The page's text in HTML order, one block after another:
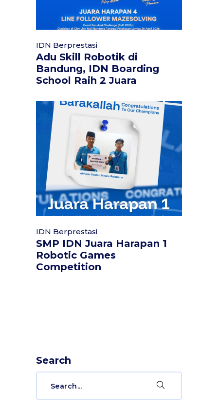
IDN Berprestasi
Adu Skill Robotik di
Bandung, IDN Boarding
School Raih 2 Juara
IDN Berprestasi
SMP IDN Juara Harapan 1
Robotic Games
Competition
Search